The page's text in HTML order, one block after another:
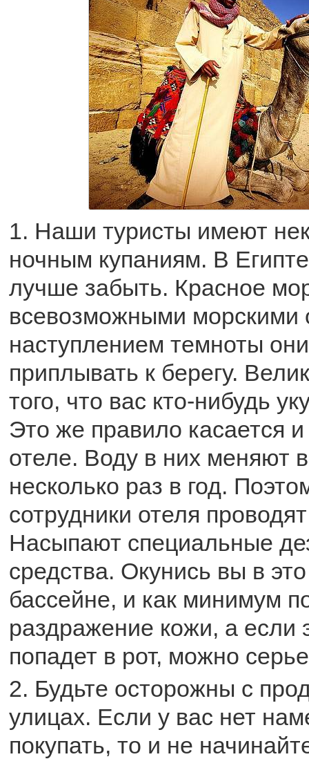
1. Наши туристы имеют
ночным купаниям. В
лучше забыть. Красное
всевозможными морскими
наступлением темноты
приплывать к берегу.
того, что вас кто-нибудь
Это же правило касается
отеле. Воду в них меняют
несколько раз в год.
сотрудники отеля
Насыпают специальные
средства. Окунись вы в
бассейне, и как минимум
раздражение кожи, а если
попадет в рот, можно
2. Будьте осторожны с
улицах. Если у вас нет
покупать, то и не